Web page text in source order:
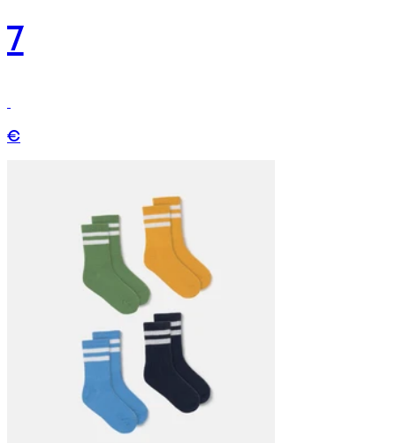
7
€